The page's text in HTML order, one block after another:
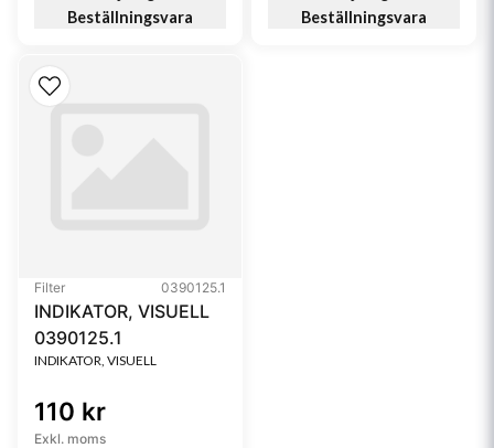
Beställningsvara
Beställningsvara
Filter 0390125.1
INDIKATOR, VISUELL
0390125.1
INDIKATOR, VISUELL
110 kr
Exkl. moms